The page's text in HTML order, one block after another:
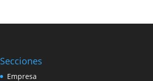
Secciones
Empresa